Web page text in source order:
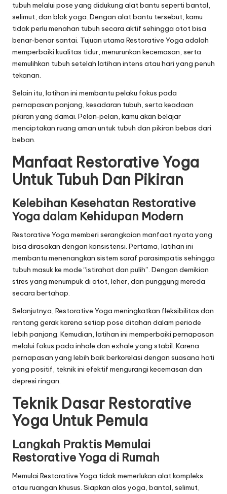
tubuh melalui pose yang didukung alat bantu seperti bantal,
selimut, dan blok yoga. Dengan alat bantu tersebut, kamu
tidak perlu menahan tubuh secara aktif sehingga otot bisa
benar‑benar santai. Tujuan utama Restorative Yoga adalah
memperbaiki kualitas tidur, menurunkan kecemasan, serta
memulihkan tubuh setelah latihan intens atau hari yang penuh
tekanan.
Selain itu, latihan ini membantu pelaku fokus pada
pernapasan panjang, kesadaran tubuh, serta keadaan
pikiran yang damai. Pelan‑pelan, kamu akan belajar
menciptakan ruang aman untuk tubuh dan pikiran bebas dari
beban.
Manfaat Restorative Yoga
Untuk Tubuh Dan Pikiran
Kelebihan Kesehatan Restorative
Yoga dalam Kehidupan Modern
Restorative Yoga memberi serangkaian manfaat nyata yang
bisa dirasakan dengan konsistensi. Pertama, latihan ini
membantu menenangkan sistem saraf parasimpatis sehingga
tubuh masuk ke mode “istirahat dan pulih”. Dengan demikian
stres yang menumpuk di otot, leher, dan punggung mereda
secara bertahap.
Selanjutnya, Restorative Yoga meningkatkan fleksibilitas dan
rentang gerak karena setiap pose ditahan dalam periode
lebih panjang. Kemudian, latihan ini memperbaiki pernapasan
melalui fokus pada inhale dan exhale yang stabil. Karena
pernapasan yang lebih baik berkorelasi dengan suasana hati
yang positif, teknik ini efektif mengurangi kecemasan dan
depresi ringan.
Teknik Dasar Restorative
Yoga Untuk Pemula
Langkah Praktis Memulai
Restorative Yoga di Rumah
Memulai Restorative Yoga tidak memerlukan alat kompleks
atau ruangan khusus. Siapkan alas yoga, bantal, selimut,